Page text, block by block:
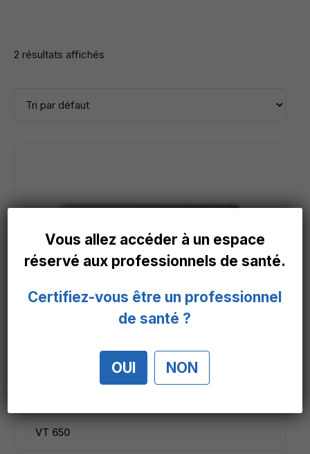
2 résultats affichés
VT 650
Vous allez accéder à un espace
réservé aux professionnels de santé.
Certifiez-vous être un professionnel
de santé ?
OUI NON